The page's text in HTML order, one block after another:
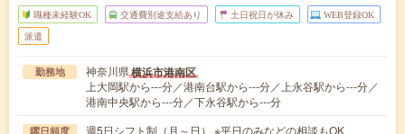
職種未経験OK 交通費別途支給あり 土日祝日が休み WEB登録OK
派遣
勤務地 神奈川県横浜市港南区
上大岡駅から---分／港南台駅から---分／上永谷駅から---分／
港南中央駅から---分／下永谷駅から---分
曜日頻度 週5日シフト制（月～日） ※平日のみなどの相談もOK